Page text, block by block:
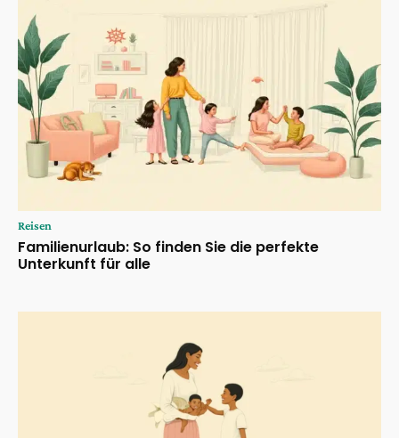
Reisen
Familienurlaub: So finden Sie die perfekte
Unterkunft für alle